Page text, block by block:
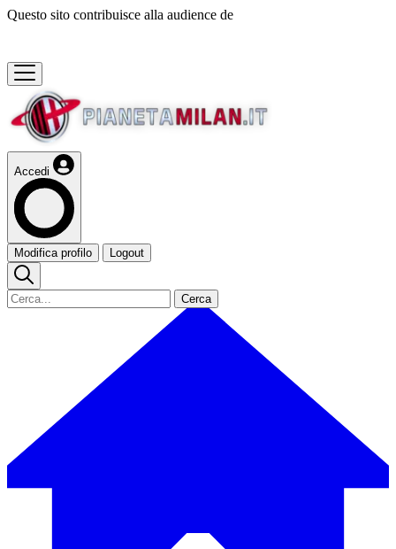
Questo sito contribuisce alla audience de
Accedi
Modifica profilo Logout
Cerca